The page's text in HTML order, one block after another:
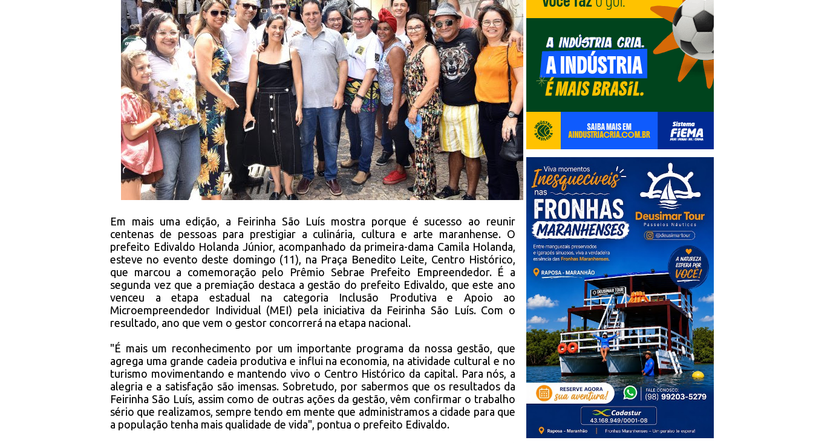
Em mais uma edição, a Feirinha São Luís mostra porque é sucesso ao reunir
centenas de pessoas para prestigiar a culinária, cultura e arte maranhense. O
prefeito Edivaldo Holanda Júnior, acompanhado da primeira-dama Camila Holanda,
esteve no evento deste domingo (11), na Praça Benedito Leite, Centro Histórico,
que marcou a comemoração pelo Prêmio Sebrae Prefeito Empreendedor. É a
segunda vez que a premiação destaca a gestão do prefeito Edivaldo, que este ano
venceu a etapa estadual na categoria Inclusão Produtiva e Apoio ao
Microempreendedor Individual (MEI) pela iniciativa da Feirinha São Luís. Com o
resultado, ano que vem o gestor concorrerá na etapa nacional.
"É mais um reconhecimento por um importante programa da nossa gestão, que
agrega uma grande cadeia produtiva e influi na economia, na atividade cultural e no
turismo movimentando e mantendo vivo o Centro Histórico da capital. Para nós, a
alegria e a satisfação são imensas. Sobretudo, por sabermos que os resultados da
Feirinha São Luís, assim como de outras ações da gestão, vêm confirmar o trabalho
sério que realizamos, sempre tendo em mente que administramos a cidade para que
a população tenha mais qualidade de vida", pontua o prefeito Edivaldo.